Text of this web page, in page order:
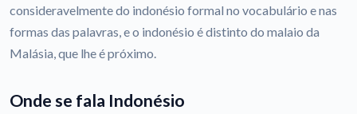
consideravelmente do indonésio formal no vocabulário e nas
formas das palavras, e o indonésio é distinto do malaio da
Malásia, que lhe é próximo.
Onde se fala Indonésio